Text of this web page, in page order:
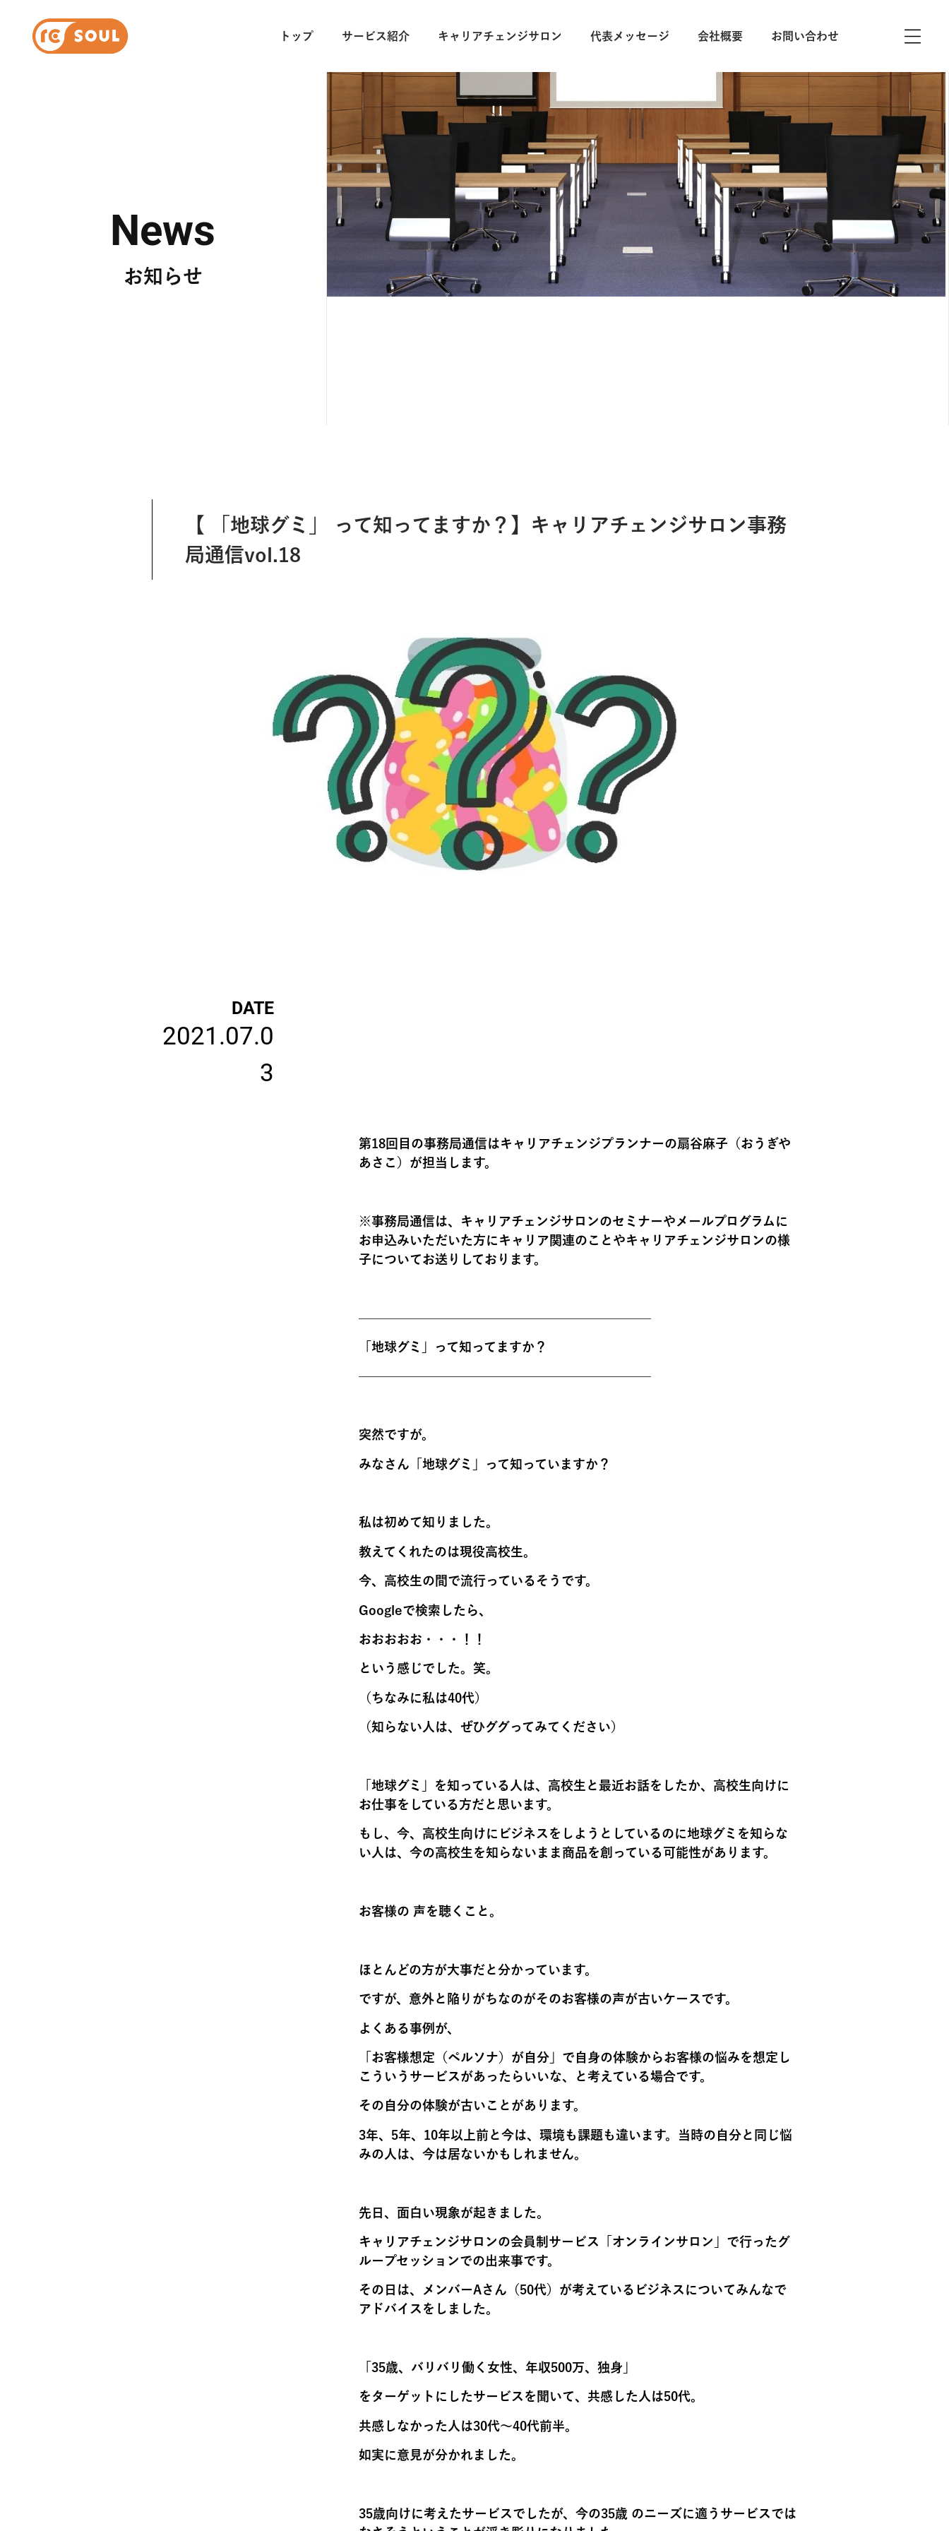
トップ サービス紹介 キャリアチェンジサロン 代表メッセージ 会社概要 お問い合わせ
News
お知らせ
【 「地球グミ」 って知ってますか？】キャリアチェンジサロン事務
局通信vol.18
DATE
2021.07.0
3
第18回目の事務局通信はキャリアチェンジプランナーの扇谷麻子（おうぎや
あさこ）が担当します。
※事務局通信は、キャリアチェンジサロンのセミナーやメールプログラムに
お申込みいただいた方にキャリア関連のことやキャリアチェンジサロンの様
子についてお送りしております。
———————————————————————
「地球グミ」って知ってますか？
———————————————————————
突然ですが。
みなさん「地球グミ」って知っていますか？
私は初めて知りました。
教えてくれたのは現役高校生。
今、高校生の間で流行っているそうです。
Googleで検索したら、
おおおおお・・・！！
という感じでした。笑。
（ちなみに私は40代）
（知らない人は、ぜひググってみてください）
「地球グミ」を知っている人は、高校生と最近お話をしたか、高校生向けに
お仕事をしている方だと思います。
もし、今、高校生向けにビジネスをしようとしているのに地球グミを知らな
い人は、今の高校生を知らないまま商品を創っている可能性があります。
お客様の 声を聴くこと。
ほとんどの方が大事だと分かっています。
ですが、意外と陥りがちなのがそのお客様の声が古いケースです。
よくある事例が、
「お客様想定（ペルソナ）が自分」で自身の体験からお客様の悩みを想定し
こういうサービスがあったらいいな、と考えている場合です。
その自分の体験が古い ことがあります。
3年、5年、10年以上前と今は、環境も課題も違います。当時の自分と同じ悩
みの人は、今は居ないかもしれません。
先日、面白い現象が起きました。
キャリアチェンジサロンの会員制サービス「オンラインサロン」で行ったグ
ループセッションでの出来事です。
その日は、メンバーAさん（50代）が考えているビジネスについてみんなで
アドバイスをしました。
「35歳、バリバリ働く女性、年収500万、独身」
をターゲットにしたサービスを聞いて、共感した人は50代。
共感しなかった人は30代～40代前半。
如実に意見が分かれました。
35歳向けに考えたサービスでしたが、 今の35歳 のニーズに適うサービスでは